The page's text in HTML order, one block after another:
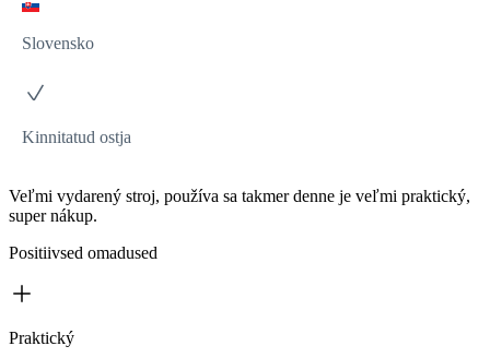
Slovensko
Kinnitatud ostja
Veľmi vydarený stroj, používa sa takmer denne je veľmi praktický,
super nákup.
Positiivsed omadused
Praktický